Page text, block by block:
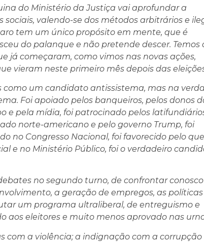
do Ministério da Justiça vai aprofundar a
sociais, valendo-se dos métodos arbitrários e
tem um único propósito em mente, que é
do palanque e não pretende descer. Temos
já começaram, como vimos nas novas ações,
vieram neste primeiro mês depois das
como um candidato antissistema, mas na
Foi apoiado pelos banqueiros, pelos donos
e pela mídia, foi patrocinado pelos
norte-americano e pelo governo Trump, foi
no Congresso Nacional, foi favorecido pelo
e no Ministério Público, foi o verdadeiro
no segundo turno, de confrontar conosco
a geração de empregos, as políticas
um programa ultraliberal, de entreguismo e
aos eleitores e muito menos aprovado nas
com a violência; a indignação com a corrupção